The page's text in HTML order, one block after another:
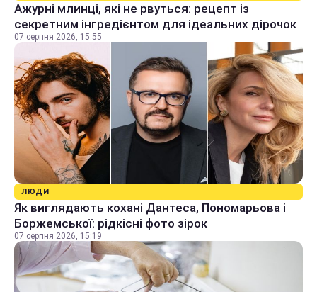
Ажурні млинці, які не рвуться: рецепт із
секретним інгредієнтом для ідеальних дірочок
07 серпня 2026, 15:55
ЛЮДИ
Як виглядають кохані Дантеса, Пономарьова і
Боржемської: рідкісні фото зірок
07 серпня 2026, 15:19